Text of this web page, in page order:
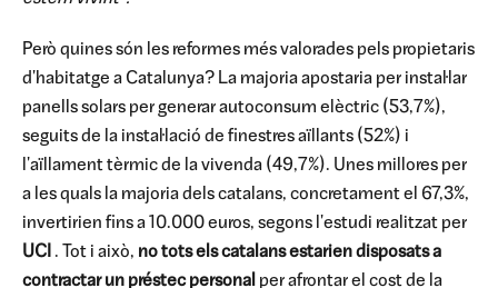
Però quines són les reformes més valorades pels propietaris
d'habitatge a Catalunya? La majoria apostaria per instal·lar
panells solars per generar autoconsum elèctric (53,7%),
seguits de la instal·lació de finestres aïllants (52%) i
l'aïllament tèrmic de la vivenda (49,7%). Unes millores per
a les quals la majoria dels catalans, concretament el 67,3%,
invertirien fins a 10.000 euros, segons l'estudi realitzat per
UCI . Tot i això, no tots els catalans estarien disposats a
contractar un préstec personal per afrontar el cost de la